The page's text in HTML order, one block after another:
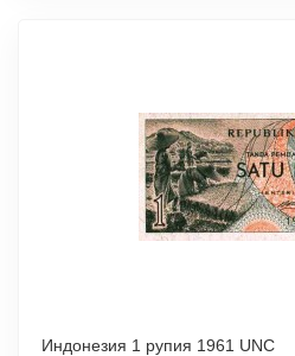
Индонезия 1 рупия 1961 UNC